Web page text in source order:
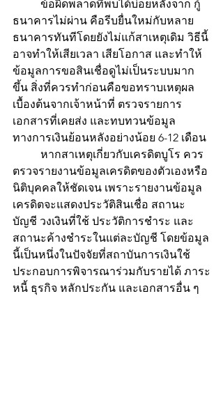
ธนาคารไม่ผ่าน คือรีบยื่นใหม่กับหลาย
ธนาคารทันทีโดยยังไม่แก้สาเหตุเดิม วิธีนี้
อาจทำให้เสียเวลา เสียโอกาส และทำให้
ข้อมูลการขอสินเชื่อดูไม่เป็นระบบมาก
ขึ้น สิ่งที่ควรทำก่อนคือขอทราบเหตุผล
เบื้องต้นจากเจ้าหน้าที่ ตรวจรายการ
เอกสารที่เคยส่ง และทบทวนข้อมูล
ทางการเงินย้อนหลังอย่างน้อย 6-12 เดือน
ตรวจรายงานข้อมูลเครดิตของตัวเองหรือ
นิติบุคคลให้ชัดเจน เพราะรายงานข้อมูล
เครดิตจะแสดงประวัติสินเชื่อ สถานะ
บัญชี วงเงินที่ใช้ ประวัติการชำระ และ
สถานะค้างชำระในแต่ละบัญชี โดยข้อมูล
นี้เป็นหนึ่งในปัจจัยที่สถาบันการเงินใช้
ประกอบการพิจารณาร่วมกับรายได้ ภาระ
หนี้ ธุรกิจ หลักประกัน และเอกสารอื่น ๆ